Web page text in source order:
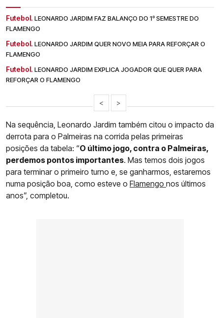
Futebol. LEONARDO JARDIM FAZ BALANÇO DO 1º SEMESTRE DO
FLAMENGO
Futebol. LEONARDO JARDIM QUER NOVO MEIA PARA REFORÇAR O
FLAMENGO
Futebol. LEONARDO JARDIM EXPLICA JOGADOR QUE QUER PARA
REFORÇAR O FLAMENGO
< >
Na sequência, Leonardo Jardim também citou o impacto da
derrota para o Palmeiras na corrida pelas primeiras
posições da tabela: “O último jogo, contra o Palmeiras,
perdemos pontos importantes. Mas temos dois jogos
para terminar o primeiro turno e, se ganharmos, estaremos
numa posição boa, como esteve o Flamengo nos últimos
anos”, completou.